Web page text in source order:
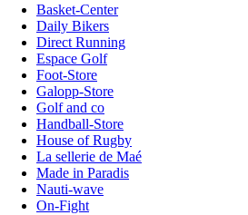
Basket-Center
Daily Bikers
Direct Running
Espace Golf
Foot-Store
Galopp-Store
Golf and co
Handball-Store
House of Rugby
La sellerie de Maé
Made in Paradis
Nauti-wave
On-Fight